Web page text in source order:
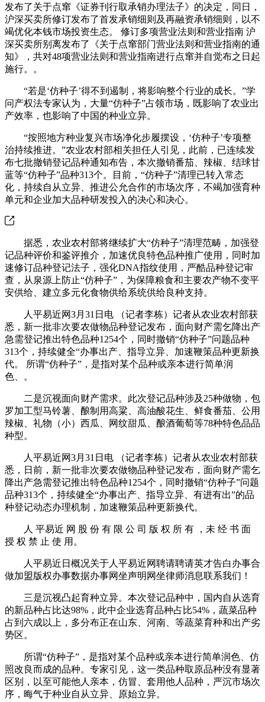
发布了关于点窜《证券刊行取承销办理法子》的决定，同日，
沪深买卖所修订发布了首发承销细则及再融资承销细则，以不
竭优化本钱市场投资生态。 修订多项营业法则和营业指南 沪
深买卖所别离发布了《关于点窜部门营业法则和营业指南的通
知》，共对48项营业法则和营业指南进行点窜并自觉布之日起
施行。。
“若是‘仿种子’得不到遏制，将影响整个行业的成长。”学
问产权法专家认为，大量“仿种子”占领市场，既影响了农业出
产效率，也影响了中国的种业立异。
“按照地方种业复兴市场净化步履摆设，‘仿种子’专项整
治持续推进。”农业农村部相关担任人引见，此前，已连续发
布七批撤销登记品种通知布告，本次撤销番茄、辣椒、结球甘
蓝等“仿种子”品种313个。目前，“仿种子”清理已转入常态
化，持续自从立异、推进公允合作的市场次序，不竭加强育种
单元和企业加大品种研发投入的决心和决心。
据悉，农业农村部将继续扩大“仿种子”清理范畴，加强登
记品种评价和鉴评推介，加速优良特色品种推广使用，同时加
速修订品种登记法子，强化DNA指纹使用，严酷品种登记审
查，从泉源上防止“仿种子”，为保障粮食和主要农产物不变平
安供给、建立多元化食物供给系统供给良种支持。
人平易近网3月31日电 （记者李栋）记者从农业农村部获
悉，新一批非次要农做物品种登记发布，面向财产需乞降出产
急需登记推出特色品种1254个，同时撤销“仿种子”问题品种
313个，持续健全“办事出产、指导立异、加速鞭策品种更新换
代。 所谓“仿种子”，是指对某个品种或亲本进行简单润
色、。
二是沉视面向财产需求。此次登记品种涉及25种做物，包
罗加工型马铃薯、酿制用高粱、高油酸花生、鲜食番茄、公用
辣椒、礼物（小）西瓜、网纹甜瓜、酿酒葡萄等78种特色品品
种型。
人平易近网3月31日电 （记者李栋）记者从农业农村部获
悉，日前，新一批非次要农做物品种登记发布，面向财产需乞
降出产急需登记推出特色品种1254个，同时撤销“仿种子”问题
品种313个，持续健全“办事出产、指导立异、有进有出”的品
种登记动态办理机制，加速鞭策品种更新换代。
人 平易近 网 股 份 有 限 公 司 版 权 所 有 ，未 经 书 面
授 权 禁 止 使 用。
人平易近日概况关于人平易近网聘请聘请英才告白办事合
做加盟版权办事数据办事网坐声明网坐律师消息联系我们！
三是沉视凸起育种立异。本次登记品种中，国内自从选育
的新品种占比达98%，此中企业选育品种占比54%，蔬菜品种
占到六成以上，多分布正在山东、河南、等蔬菜育种和出产劣
势区。
所谓“仿种子”，是指对某个品种或亲本进行简单润色、仿
照改良而成的品种。专家引见，这一类品种取原品种没有显著
区别，以至可能他人亲本，仿冒、套用他人品种，严沉市场次
序，晦气于种业自从立异、原始立异。